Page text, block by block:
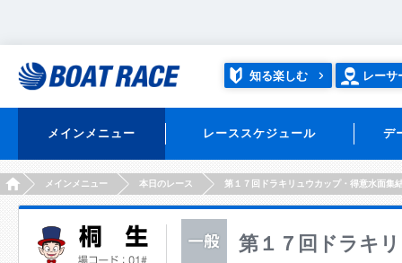
知る楽しむ レーサ
メインメニュー レーススケジュール デ
HOMEメインメニュー 本日のレース 第１７回ドラキリュウカップ・得意水面集
第１７回ドラキ